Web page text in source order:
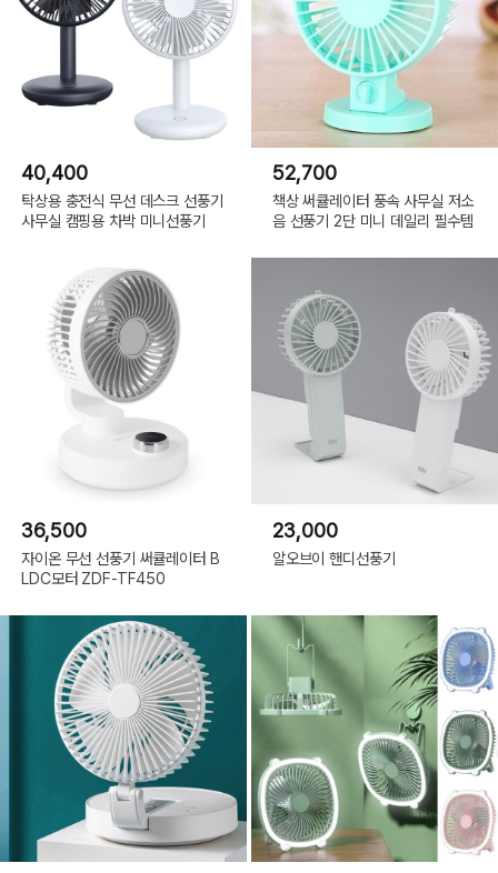
40,400
탁상용 충전식 무선 데스크 선풍기
사무실 캠핑용 차박 미니선풍기
52,700
책상 써큘레이터 풍속 사무실 저소
음 선풍기 2단 미니 데일리 필수템
36,500
자이온 무선 선풍기 써큘레이터 B
LDC모터 ZDF-TF450
23,000
알오브이 핸디선풍기